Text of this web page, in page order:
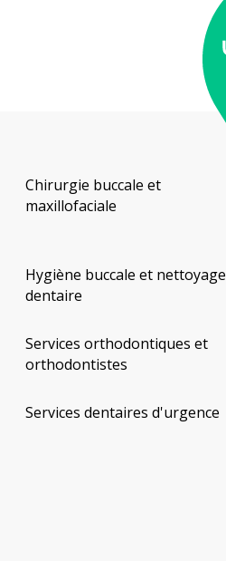
Chirurgie buccale et
maxillofaciale
Hygiène buccale et nettoyage
dentaire
Services orthodontiques et
orthodontistes
Services dentaires d'urgence